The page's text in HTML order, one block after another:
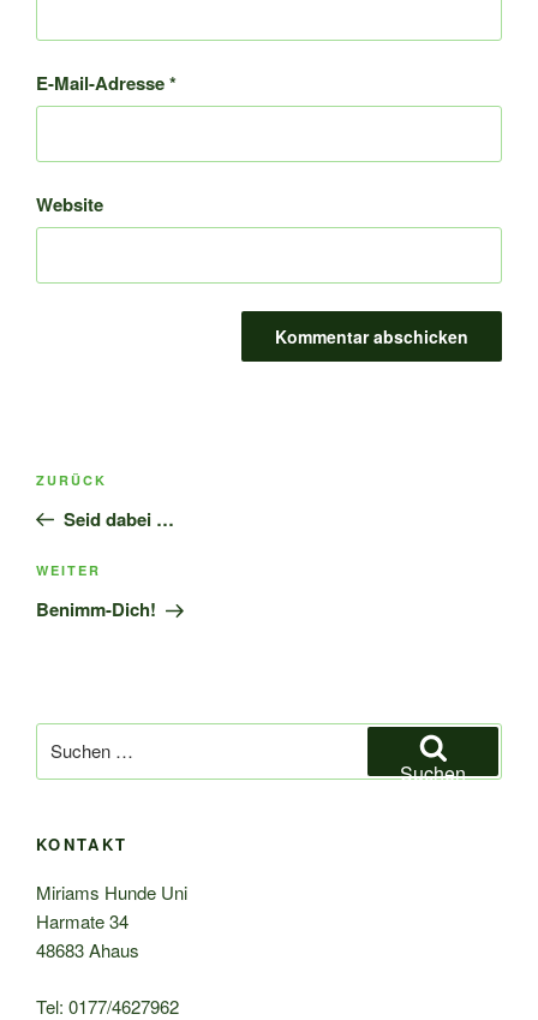
E-Mail-Adresse*
Website
Beitragsnavigation
Vorheriger
Beitrag
ZURÜCK
Seid dabei …
Nächster
Beitrag
WEITER
Benimm-Dich!
nach:
Suchen
KONTAKT
Miriams Hunde Uni
Harmate 34
48683 Ahaus
Tel: 0177/4627962